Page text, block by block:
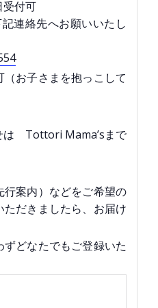
受付可
連絡先へお願いいたし
お子さまを抱っこして
は Tottori Mama’sまで
案内）などをご希望の
だきましたら、お届け
どなたでもご登録いた